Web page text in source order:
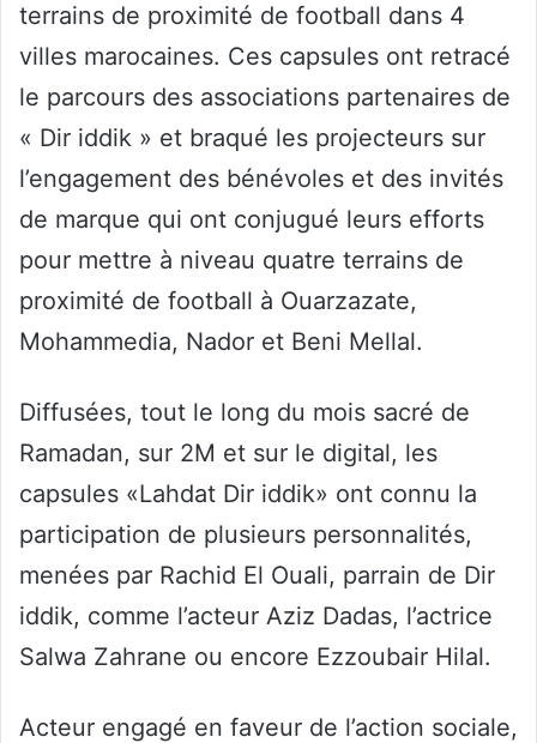
terrains de proximité de football dans 4
villes marocaines. Ces capsules ont retracé
le parcours des associations partenaires de
« Dir iddik » et braqué les projecteurs sur
l’engagement des bénévoles et des invités
de marque qui ont conjugué leurs efforts
pour mettre à niveau quatre terrains de
proximité de football à Ouarzazate,
Mohammedia, Nador et Beni Mellal.
Diffusées, tout le long du mois sacré de
Ramadan, sur 2M et sur le digital, les
capsules «Lahdat Dir iddik» ont connu la
participation de plusieurs personnalités,
menées par Rachid El Ouali, parrain de Dir
iddik, comme l’acteur Aziz Dadas, l’actrice
Salwa Zahrane ou encore Ezzoubair Hilal.
Acteur engagé en faveur de l’action sociale,